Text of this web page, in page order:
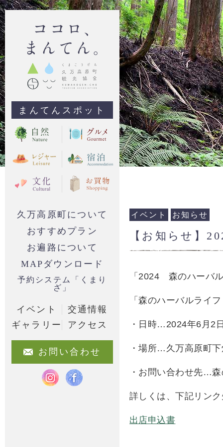
まんてんスポット
久万高原町について
おすすめプラン
お遍路について
MAPダウンロード
予約システム「くまり
ざ」
イベント
交通情報
ギャラリー
アクセス
お問い合わせ
イベント お知らせ
【お知らせ】
「2024 森のハーバ
「森のハーバルラ
・日時…2024年6月2
・場所…久万高原町
・お問い合わせ先…
詳しくは、下記リン
出店申込書